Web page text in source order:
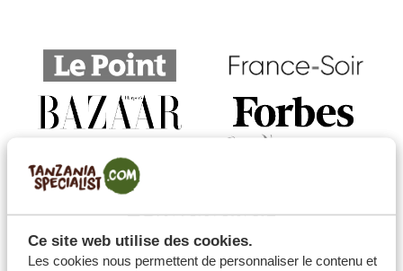
Ce site web utilise des cookies.
Les cookies nous permettent de personnaliser le contenu et